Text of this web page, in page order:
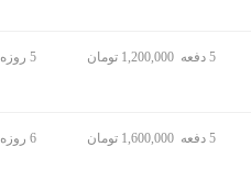
5 دفعه 1,200,000 تومان 5 روزه
5 دفعه 1,600,000 تومان 6 روزه